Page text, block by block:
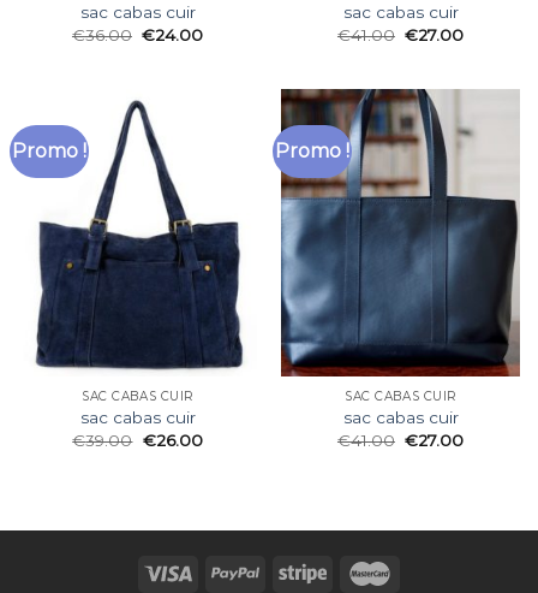
sac cabas cuir
€36.00 €24.00
sac cabas cuir
€41.00 €27.00
Promo !
SAC CABAS CUIR
sac cabas cuir
€39.00 €26.00
Promo !
SAC CABAS CUIR
sac cabas cuir
€41.00 €27.00